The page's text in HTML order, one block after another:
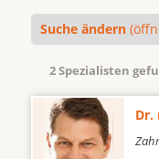
Suche ändern
2 Spezialisten
Dr.